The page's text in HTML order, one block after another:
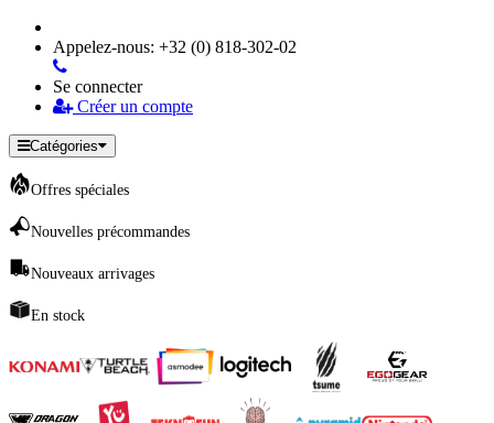
Appelez-nous: +32 (0) 818-302-02
Se connecter
Créer un compte
Catégories
Offres spéciales
Nouvelles précommandes
Nouveaux arrivages
En stock